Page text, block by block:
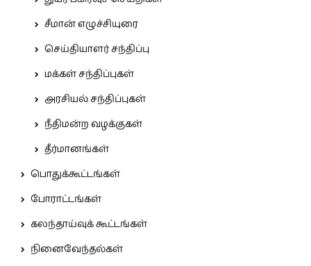
சீமான் எழுச்சியுரை
செய்தியாளர் சந்திப்பு
மக்கள் சந்திப்புகள்
அரசியல் சந்திப்புகள்
நீதிமன்ற வழக்குகள்
தீர்மானங்கள்
பொதுக்கூட்டங்கள்
போராட்டங்கள்
கலந்தாய்வுக் கூட்டங்கள்
நினைவேந்தல்கள்